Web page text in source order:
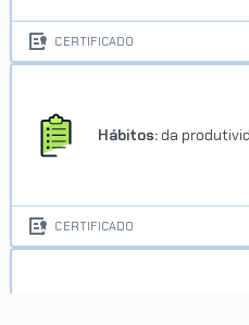
CERTIFICADO
Hábitos: da
CERTIFICADO